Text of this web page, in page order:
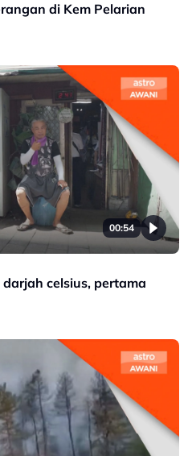
di Kem Pelarian
00:54
celsius, pertama